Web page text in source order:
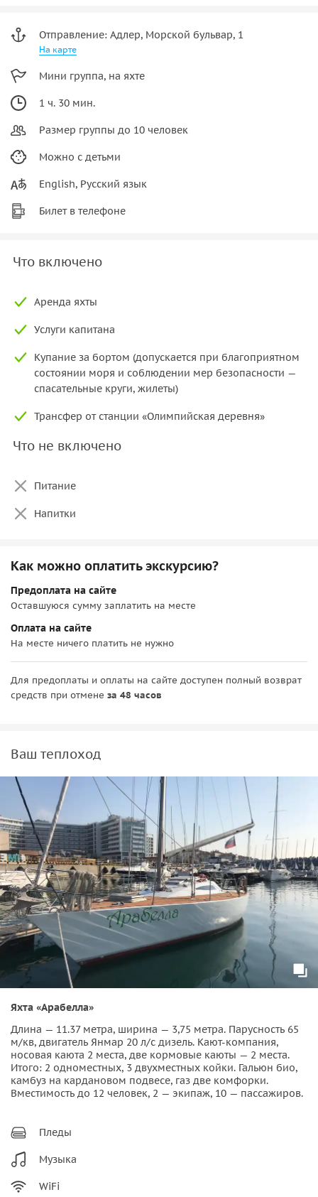
Отправление: Адлер, Морской бульвар, 1
На карте
Мини группа, на яхте
1 ч. 30 мин.
Размер группы до 10 человек
Можно с детьми
English, Русский язык
Билет в телефоне
Что включено
Аренда яхты
Услуги капитана
Купание за бортом (допускается при благоприятном
состоянии моря и соблюдении мер безопасности —
спасательные круги, жилеты)
Трансфер от станции «Олимпийская деревня»
Что не включено
Питание
Напитки
Как можно оплатить экскурсию?
Предоплата на сайте
Оставшуюся сумму заплатить на месте
Оплата на сайте
На месте ничего платить не нужно
Для предоплаты и оплаты на сайте доступен полный возврат
средств при отмене за 48 часов
Ваш теплоход
Яхта «Арабелла»
Длина — 11.37 метра, ширина — 3,75 метра. Парусность 65
м/кв, двигатель Янмар 20 л/с дизель. Кают-компания,
носовая каюта 2 места, две кормовые каюты — 2 места.
Итого: 2 одноместных, 3 двухместных койки. Гальюн био,
камбуз на кардановом подвесе, газ две комфорки.
Вместимость до 12 человек, 2 — экипаж, 10 — пассажиров.
Пледы
Музыка
WiFi